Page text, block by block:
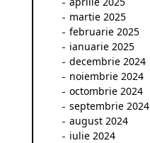
martie 2025
februarie 2025
ianuarie 2025
decembrie 2024
noiembrie 2024
octombrie 2024
septembrie 2024
august 2024
iulie 2024